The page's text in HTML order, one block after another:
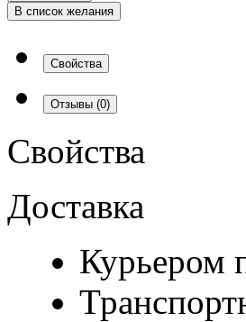
В список желания
Свойства
Отзывы (0)
Свойства
Доставка
Курьером